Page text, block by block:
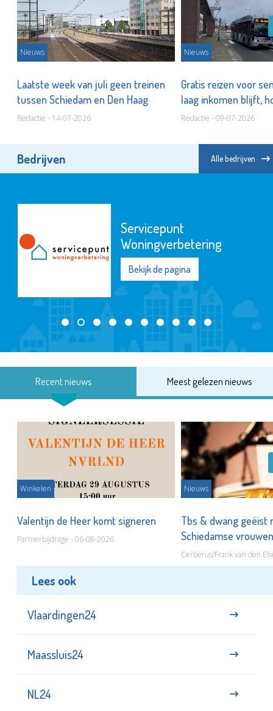
Nieuws
Laatste week van juli geen treinen
tussen Schiedam en Den Haag
Redactie - 14-07-2026
Nieuws
Gratis reizen voor
laag inkomen blijft,
Redactie - 09-07-2026
Bedrijven Alle bedrijven
Servicepunt
Woningverbetering
Bekijk de pagina
Recent nieuws Meest gelezen nieuws
Winkelen
Valentijn de Heer komt signeren
Partnerbijdrage - 06-08-2026
Nieuws
Tbs & dwang geëist
Schiedamse
Cerberus/Frank van den
Lees ook
Vlaardingen24
Maassluis24
NL24